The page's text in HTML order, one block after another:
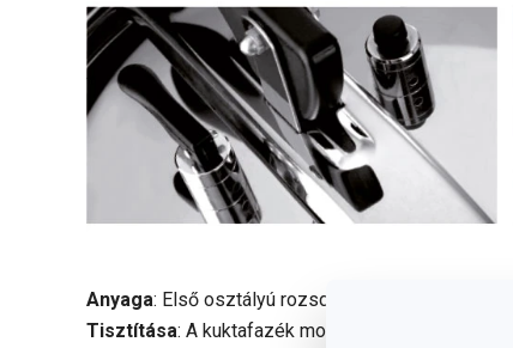
Anyaga: Első osztályú rozsdamentes acél és
Tisztítása: A kuktafazék mosogatógépben